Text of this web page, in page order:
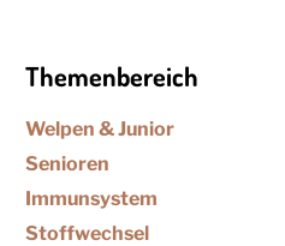
Themenbereich
Welpen & Junior
Senioren
Immunsystem
Stoffwechsel